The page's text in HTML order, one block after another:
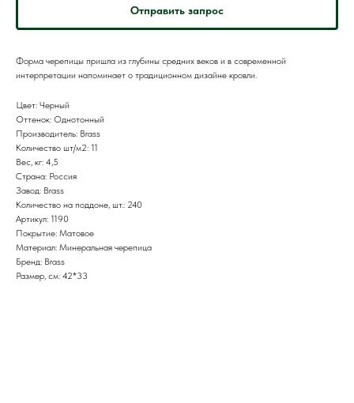
Отправить запрос
Форма черепицы пришла из глубины средних веков и в современной
интерпретации напоминает о традиционном дизайне кровли.
Цвет: Черный
Оттенок: Однотонный
Производитель: Brass
Количество шт/м2: 11
Вес, кг: 4,5
Страна: Россия
Завод: Brass
Количество на поддоне, шт.: 240
Артикул: 1190
Покрытие: Матовое
Материал: Минеральная черепица
Бренд: Brass
Размер, см: 42*33